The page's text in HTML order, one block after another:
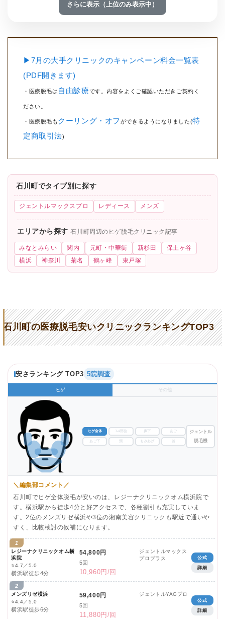
さらに表示（上位のみ表示中）
▶7月の大手クリニックのキャンペーン料金一覧表
(PDF開きます)
・医療脱毛は 自由診療です。内容をよくご確認いただきご契約く
ださい。
・医療脱毛も クーリング・オフ ができるようになりました(特
定商取引法)
石川町でタイプ別に探す
ジェントルマックスプロ レディース メンズ
エリアから探す石川町周辺のヒゲ脱毛クリニック記事
みなとみらい 関内 元町・中華街 新杉田
保土ヶ谷
横浜
神奈川 菊名 鶴ヶ峰 東戸塚
石川町の医療脱毛安いクリニックランキングTOP3
安さランキング TOP3 5院調査
ヒゲ その他
ヒゲ全体 3-4部位 鼻下 あご
あご下 もみあげ
ジェントル
脱毛機
＼編集部コメント／
石川町でヒゲ全体脱毛が安いのは、レジーナクリニックオム横浜院で
す。横浜駅から徒歩4分と好アクセスで、各種割引も充実していま
す。2位のメンズリゼ横浜や3位の湘南美容クリニックも駅近で通いや
すく、比較検討の候補になります。
1
レジーナクリニックオム横
浜院
⭐4.7／5.0
横浜駅徒歩4分
54,800円
5回
10,960円/回
ジェントルマックス
プロプラス
公式
詳細
2
メンズリゼ横浜
⭐4.4／5.0
横浜駅徒歩6分
59,400円
5回
11,880円/回
ジェントルYAGプロ
公式
詳細